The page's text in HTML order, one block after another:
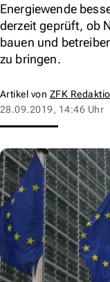
Energiewende
derzeit geprüft, ob
bauen und
zu bringen.
Artikel von ZFK
28.09.2019, 14:46 Uhr